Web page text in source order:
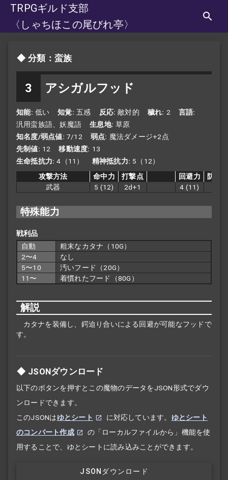
TRPGギルド支部
〈しゃちほこの尾びれ亭〉
分類：蛮族
3 アシガルフッド
知能 低い 知覚 五感 反応 敵対的 穢れ 2
言語
汎用蛮族語、妖魔語
生息地 草原
知名度/弱点値 7/12 弱点
魔法ダメージ+2点
先制値
12 移動速度
13
生命抵抗力 4（11） 精神抵抗力
5（12）
攻撃方法
命中力 打撃点 回避力
防護
武器
5 (12) 2d+1 4 (11)
特殊能力
戦利品
自動
粗末なカタナ（10G）
2〜4
なし
5〜10
汚いフード（20G）
11〜
着慣れたフード（80G）
解説
カタナを装備し、鍔迫り合いによる回避が可能なフッドで
す。
JSONダウンロード
以下のボタンを押すとこの魔物のデータをJSON形式でダウ
ンロードできます。
このJSONはゆとシート に対応しています。 ゆとシート
のコンバート作成
の「ローカルファイルから」機能を使
用することで、ゆとシートに読み込みことができます。
JSONダウンロード